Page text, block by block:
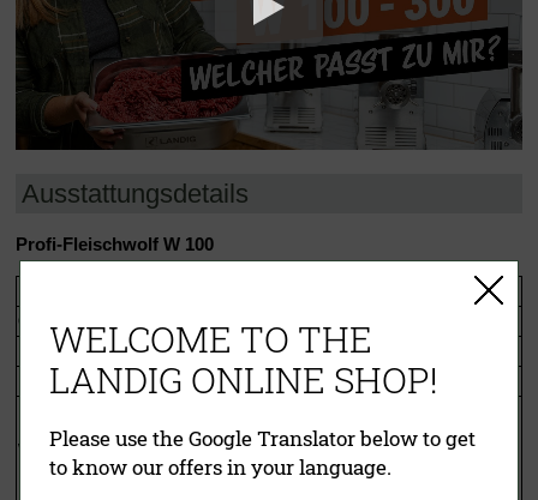
Ausstattungsdetails
Profi-Fleischwolf W 100
Gehäuse:
Leistung Pmax:
790 Watt (Profi-Getriebe)
Drehmoment:
2,05 Nm
WolfsHeart™ Motor:
zweifachkugelgelagertes Getriebe
und hohes Drehmoment bei geringer
WELCOME TO THE
LANDIG ONLINE SHOP!
Please use the Google Translator below to get
to know our offers in your language.